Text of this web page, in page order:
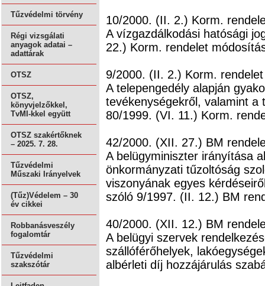
Tűzvédelmi törvény
Régi vizsgálati
anyagok adatai –
adattárak
OTSZ
OTSZ,
könyvjelzőkkel,
TvMI-kkel együtt
OTSZ szakértőknek
– 2025. 7. 28.
Tűzvédelmi
Műszaki Irányelvek
(Tűz)Védelem – 30
év cikkei
Robbanásveszély
fogalomtár
Tűzvédelmi
szakszótár
10/2000. (II. 2.) Korm.
A vízgazdálkodási hatósági
22.) Korm. rendelet
9/2000. (II. 2.) Korm. rendelet
A telepengedély alapján
tevékenységekről, valamint a
80/1999. (VI. 11.) Korm.
42/2000. (XII. 27.) BM
A belügyminiszter irányítása
önkormányzati tűzoltóság
viszonyának egyes
szóló 9/1997. (II. 12.) BM
40/2000. (XII. 12.) BM
A belügyi szervek
szállóférőhelyek,
albérleti díj hozzájárulás